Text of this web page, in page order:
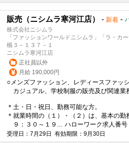
販売（ニシムラ寒河江店） - 新着 -
株式会社ニシムラ
「ファッションワールドニシムラ」「ラ・カ
楯３－１３７－１
ニシムラ寒河江店
正社員以外
月給 190,000円
○メンズファッション 、レディース ファッ
カジュアル、学校制服の販売及び関連業
＊土・日・祝日、勤務可能な方。
＊就業時間の（１）・（２）は、基本の勤
９：３０～１９... ハローワーク求人番号
受理日：7月29日 有効期限：9月30日